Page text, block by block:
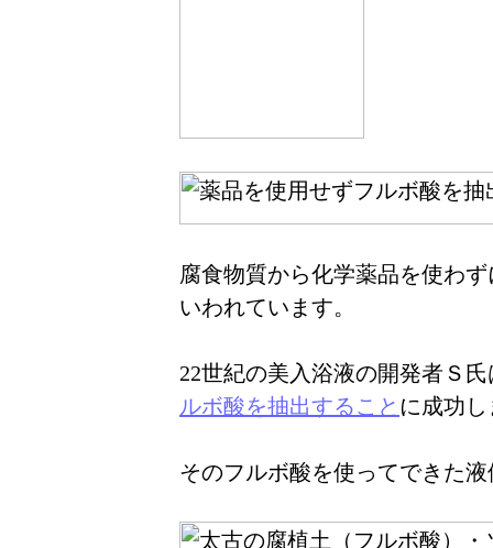
腐食物質から化学薬品を使わ
いわれています。
22世紀の美入浴液の開発者Ｓ
ルボ酸を抽出すること に成功
そのフルボ酸を使ってできた